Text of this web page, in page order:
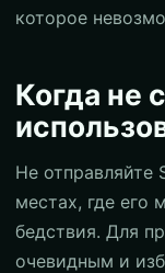
которое
Когда не
Не отправляйте
местах, где его
бедствия. Для
очевидным и